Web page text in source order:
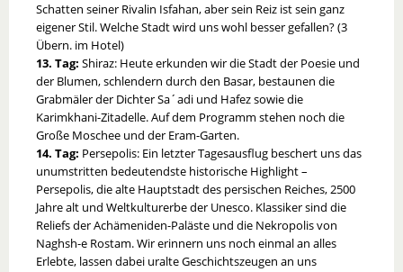
Schatten seiner Rivalin Isfahan, aber sein Reiz ist sein ganz
eigener Stil. Welche Stadt wird uns wohl besser gefallen? (3
Übern. im Hotel)
13. Tag: Shiraz: Heute erkunden wir die Stadt der Poesie und
der Blumen, schlendern durch den Basar, bestaunen die
Grabmäler der Dichter Sa´adi und Hafez sowie die
Karimkhani-Zitadelle. Auf dem Programm stehen noch die
Große Moschee und der Eram-Garten.
14. Tag: Persepolis: Ein letzter Tagesausflug beschert uns das
unumstritten bedeutendste historische Highlight –
Persepolis, die alte Hauptstadt des persischen Reiches, 2500
Jahre alt und Weltkulturerbe der Unesco. Klassiker sind die
Reliefs der Achämeniden-Paläste und die Nekropolis von
Naghsh-e Rostam. Wir erinnern uns noch einmal an alles
Erlebte, lassen dabei uralte Geschichtszeugen an uns